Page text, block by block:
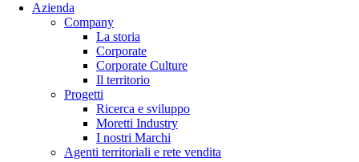
Azienda
Company
La storia
Corporate
Corporate Culture
Il territorio
Progetti
Ricerca e sviluppo
Moretti Industry
I nostri Marchi
Agenti territoriali e rete vendita